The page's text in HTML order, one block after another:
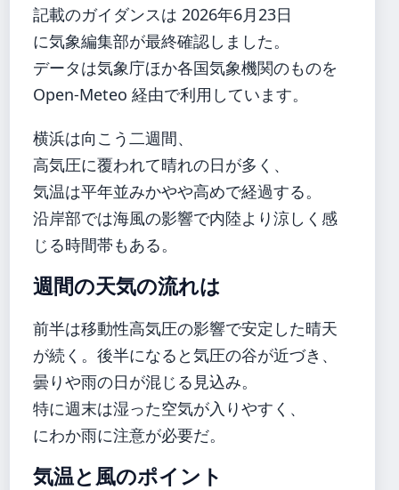
記載のガイダンスは 2026年6月23日
に気象編集部が最終確認しました。
データは気象庁ほか各国気象機関のものを
Open-Meteo 経由で利用しています。
横浜は向こう二週間、
高気圧に覆われて晴れの日が多く、
気温は平年並みかやや高めで経過する。
沿岸部では海風の影響で内陸より涼しく感
じる時間帯もある。
週間の天気の流れは
前半は移動性高気圧の影響で安定した晴天
が続く。後半になると気圧の谷が近づき、
曇りや雨の日が混じる見込み。
特に週末は湿った空気が入りやすく、
にわか雨に注意が必要だ。
気温と風のポイント